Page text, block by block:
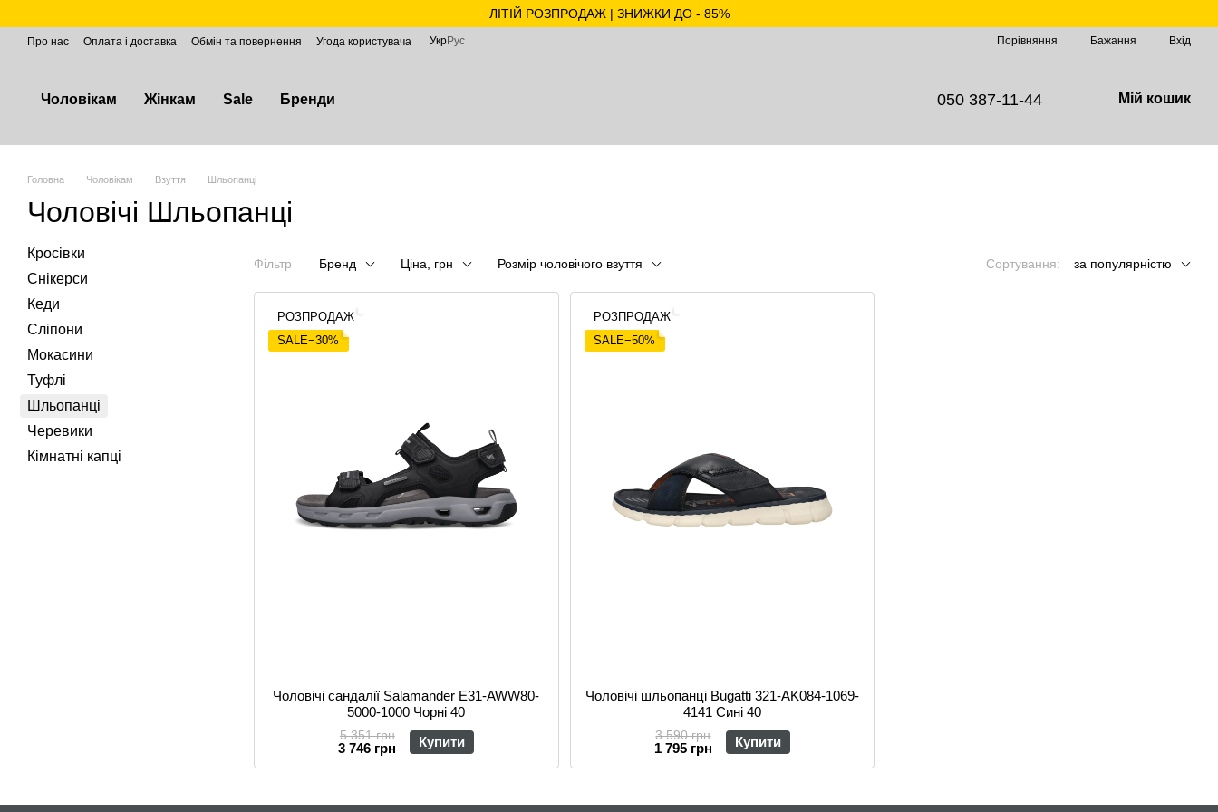
ЛІТІЙ РОЗПРОДАЖ | ЗНИЖКИ ДО - 85%
Про нас Оплата і доставка Обмін та повернення Угода користувача УкрРус Порівняння Бажання Вхід
Чоловікам Жінкам Sale Бренди 050 387-11-44 Мій кошик
Головна Чоловікам Взуття Шльопанці
Чоловічі Шльопанці
Фільтр Бренд Ціна, грн Розмір чоловічого взуття Сортування: за популярністю
РОЗПРОДАЖ
SALE−30%
Чоловічі сандалії Salamander E31-AWW80-
5000-1000 Чорні 40
5 351 грн
3 746 грн Купити
РОЗПРОДАЖ
SALE−50%
Чоловічі шльопанці Bugatti 321-AK084-1069-
4141 Сині 40
3 590 грн
1 795 грн Купити
Кросівки
Снікерси
Кеди
Сліпони
Мокасини
Туфлі
Шльопанці
Черевики
Кімнатні капці